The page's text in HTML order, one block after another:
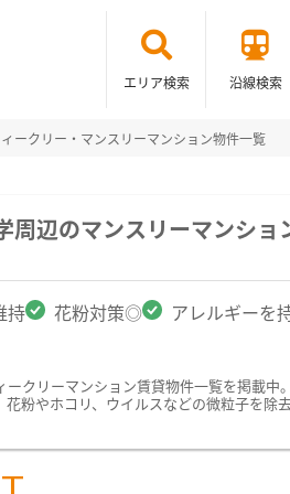
エリア検索 沿線検索
ークリー・マンスリーマンション物件一覧
周辺のマンスリーマンシ
持 花粉対策◎ アレルギーを
クリーマンション賃貸物件一覧を掲載
粉やホコリ、ウイルスなどの微粒子を